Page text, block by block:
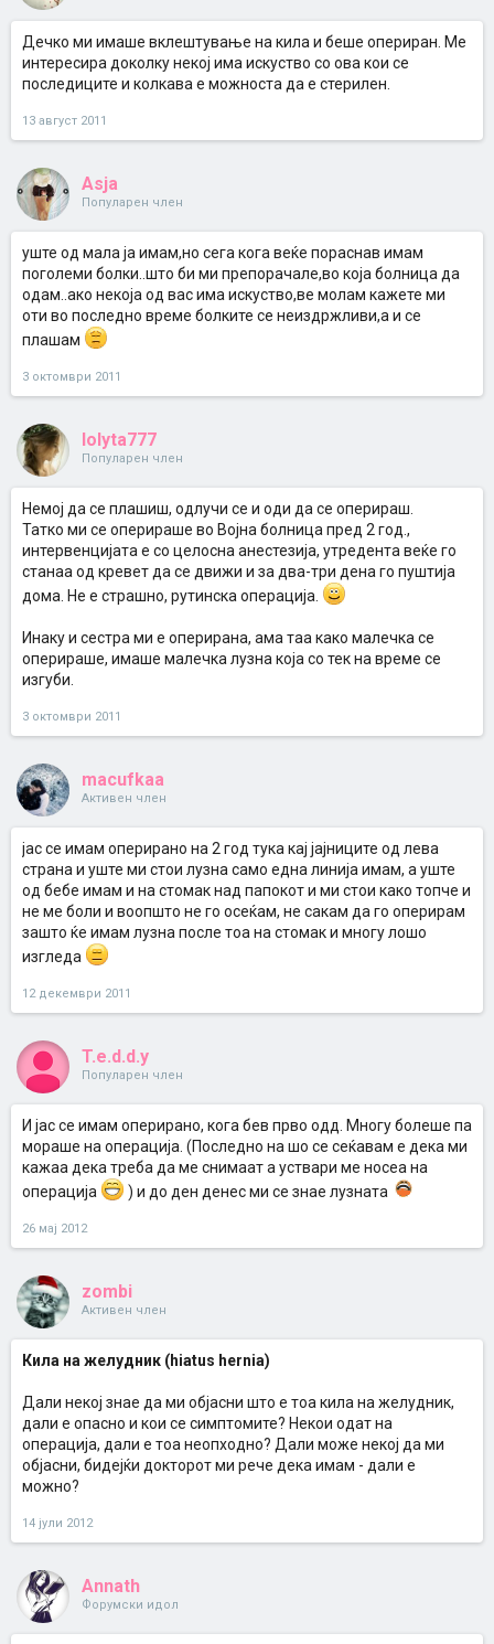
Дечко ми имаше вклештување на кила и беше опериран. Ме
интересира доколку некој има искуство со ова кои се
последиците и колкава е можноста да е стерилен.
13 август 2011
Asja
Популарен член
уште од мала ја имам,но сега кога веќе пораснав имам
поголеми болки..што би ми препорачале,во која болница да
одам..ако некоја од вас има искуство,ве молам кажете ми
оти во последно време болките се неиздржливи,а и се
плашам
3 октомври 2011
lolyta777
Популарен член
Немој да се плашиш, одлучи се и оди да се оперираш.
Татко ми се оперираше во Војна болница пред 2 год.,
интервенцијата е со целосна анестезија, утредента веќе го
станаа од кревет да се движи и за два-три дена го пуштија
дома. Не е страшно, рутинска операција.
Инаку и сестра ми е оперирана, ама таа како малечка се
оперираше, имаше малечка лузна која со тек на време се
изгуби.
3 октомври 2011
macufkaa
Активен член
јас се имам оперирано на 2 год тука кај јајниците од лева
страна и уште ми стои лузна само една линија имам, а уште
од бебе имам и на стомак над папокот и ми стои како топче и
не ме боли и воопшто не го осеќам, не сакам да го оперирам
зашто ќе имам лузна после тоа на стомак и многу лошо
изгледа
12 декември 2011
T.e.d.d.y
Популарен член
И јас се имам оперирано, кога бев прво одд. Многу болеше па
мораше на операција. (Последно на шо се сеќавам е дека ми
кажаа дека треба да ме снимаат а уствари ме носеа на
операција
) и до ден денес ми се знае лузната
26 мај 2012
zombi
Активен член
Кила на желудник (hiatus hernia)
Дали некој знае да ми објасни што е тоа кила на желудник,
дали е опасно и кои се симптомите? Некои одат на
операција, дали е тоа неопходно? Дали може некој да ми
објасни, бидејќи докторот ми рече дека имам - дали е
можно?
14 јули 2012
Annath
Форумски идол